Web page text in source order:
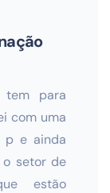
para
com uma
p e ainda
o setor de
estão